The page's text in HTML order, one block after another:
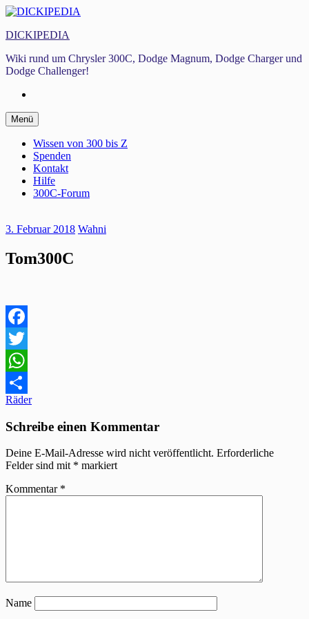
Zum
springen
DICKIPEDIA
Wiki rund um Chrysler 300C, Dodge Magnum, Dodge Charger und
Dodge Challenger!
Menü Zum
Inhalt
springen
Wissen von 300 bis Z
Spenden
Kontakt
Hilfe
300C-Forum
3. Februar 2018 Wahni
Tom300C
Facebook
Twitter
WhatsApp
Teilen
Beitragsnavigation
Räder
Schreibe einen Kommentar
Deine E-Mail-Adresse wird nicht veröffentlicht. Erforderliche
Felder sind mit * markiert
Kommentar *
Name